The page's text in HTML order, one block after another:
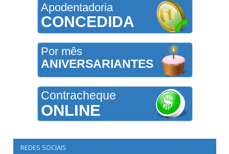
Apodentadoria
CONCEDIDA
Por mês
ANIVERSARIANTES
Contracheque
ONLINE
REDES SOCIAIS